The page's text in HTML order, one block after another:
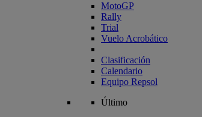
MotoGP
Rally
Trial
Vuelo Acrobático
Clasificación
Calendario
Equipo Repsol
Último